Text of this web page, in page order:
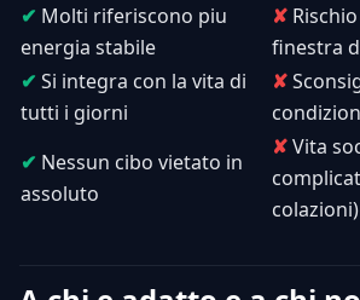
✔ Molti riferiscono piu
energia stabile
✘
finestra
✔ Si integra con la vita di
tutti i giorni
✘
✔ Nessun cibo vietato in
assoluto
✘Vita
colazioni)